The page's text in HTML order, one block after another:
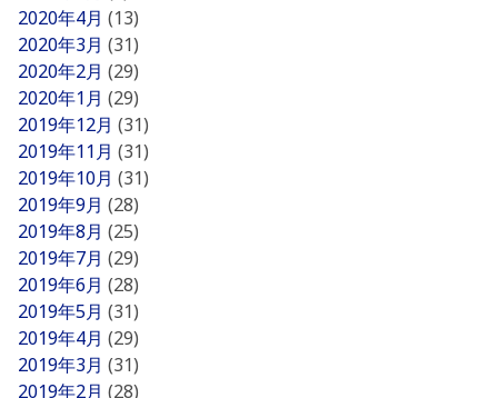
2020年4月 (13)
2020年3月 (31)
2020年2月 (29)
2020年1月 (29)
2019年12月 (31)
2019年11月 (31)
2019年10月 (31)
2019年9月 (28)
2019年8月 (25)
2019年7月 (29)
2019年6月 (28)
2019年5月 (31)
2019年4月 (29)
2019年3月 (31)
2019年2月 (28)